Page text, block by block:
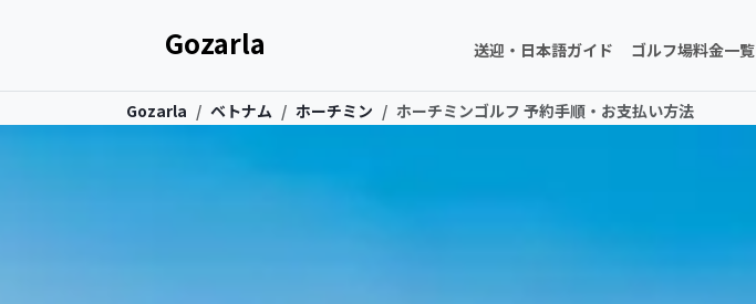
Gozarla 送迎・日本語ガイド ゴルフ場料金一覧
Gozarla ベトナム ホーチミン ホーチミンゴルフ 予約手順・お支払い方法